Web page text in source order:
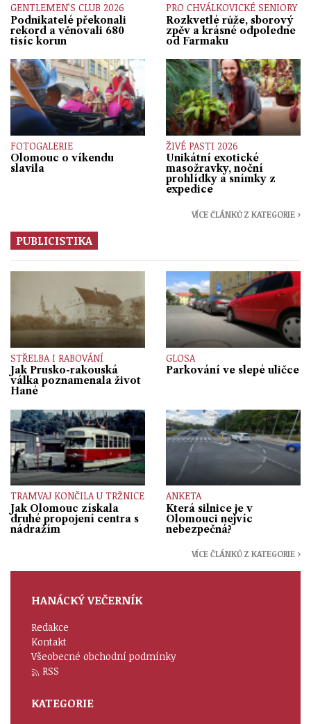
GENTLEMEN’S CLUB 2026
Podnikatelé překonali
rekord a věnovali 680
tisíc korun
PRO CHVÁLKOVICKÉ SENIORY
Rozkvetlé růže, sborový
zpěv a krásné odpoledne
od Farmaku
FOTOGALERIE
Olomouc o víkendu
slavila
ŽIVÉ PASTI 2026
Unikátní exotické
masožravky, noční
prohlídky a snímky z
expedice
VÍCE ČLÁNKŮ Z KATEGORIE ›
PUBLICISTIKA
STŘELBA I RABOVÁNÍ
Jak Prusko-rakouská
válka poznamenala život
Hané
GLOSA
Parkování ve slepé uličce
TRAMVAJ KONČILA U TRŽNICE
Jak Olomouc získala
druhé propojení centra s
nádražím
ANKETA
Která silnice je v
Olomouci nejvíc
nebezpečná?
VÍCE ČLÁNKŮ Z KATEGORIE ›
HANÁCKÝ VEČERNÍK
Redakce
Kontakt
Všeobecné obchodní podmínky
RSS
KATEGORIE